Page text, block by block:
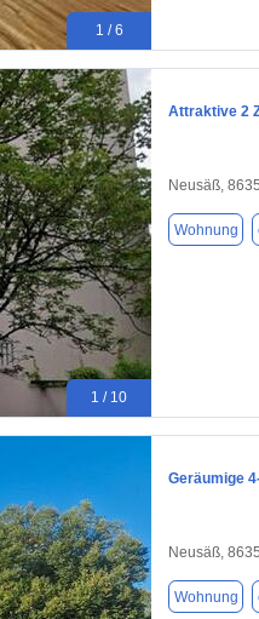
1 / 6
1 / 10
Attraktive 2
Neusäß,
Wohnung
Geräumige
Neusäß,
Wohnung